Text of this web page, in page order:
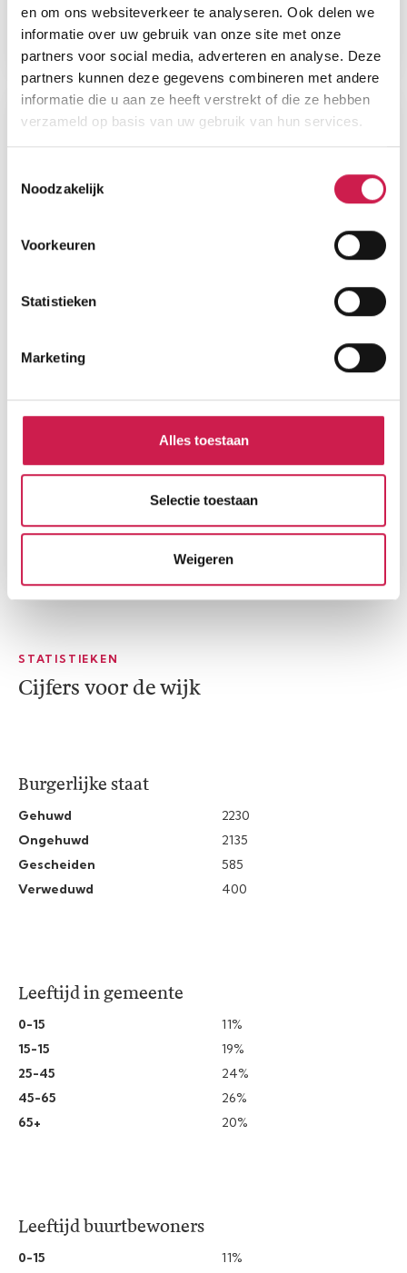
en om ons websiteverkeer te analyseren. Ook delen we
informatie over uw gebruik van onze site met onze
partners voor social media, adverteren en analyse. Deze
partners kunnen deze gegevens combineren met andere
informatie die u aan ze heeft verstrekt of die ze hebben
verzameld op basis van uw gebruik van hun services.
Noodzakelijk
Voorkeuren
Statistieken
Marketing
Alles toestaan
Selectie toestaan
Weigeren
STATISTIEKEN
Cijfers voor de wijk
Burgerlijke staat
Gehuwd
2230
Ongehuwd
2135
Gescheiden
585
Verweduwd
400
Leeftijd in gemeente
0-15
11%
15-15
19%
25-45
24%
45-65
26%
65+
20%
Leeftijd buurtbewoners
0-15
11%